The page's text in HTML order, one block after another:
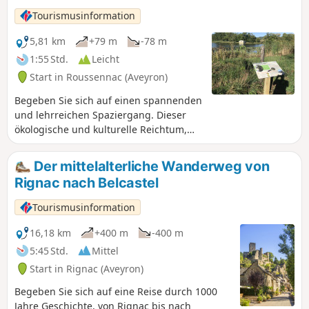
Wanderungen zugänglich sind. Bitte
respektieren Sie ihre Arbeit.
Tourismusinformation
5,81 km
+79 m
-78 m
1:55 Std.
Leicht
Start in Roussennac (Aveyron)
Begeben Sie sich auf einen spannenden
und lehrreichen Spaziergang. Dieser
ökologische und kulturelle Reichtum,
das Ergebnis von Geschichte und Natur,
hat diesen Teichen zu Beginn des
Jahrhunderts die Einstufung als Natura-
2000-Gebiet durch die EU eingebracht.
Zwanzig Jahre später sind der SMBV2A
und Rural Concept mit dem Schutz
dieser Lebensräume betraut.
Gemeinsam mit den Eigentümern,
Verwaltern und Nutzern der Teiche
tragen sie so zur Erhaltung dieser
empfindlichen Ökosysteme bei. Seien
Sie aufmerksam und gehen Sie
Der mittelalterliche Wanderweg von
Rignac nach Belcastel
Tourismusinformation
16,18 km
+400 m
-400 m
5:45 Std.
Mittel
Start in Rignac (Aveyron)
Begeben Sie sich auf eine Reise durch 1000
Jahre Geschichte, von Rignac bis nach